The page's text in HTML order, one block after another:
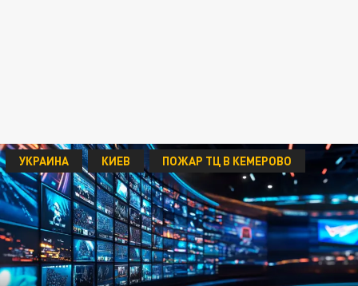
УКРАИНА КИЕВ ПОЖАР ТЦ В КЕМЕРОВО